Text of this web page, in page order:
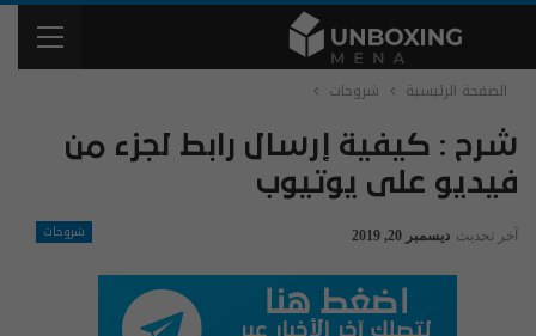
الصفحة الرئيسية شروحات
شرح : كيفية إرسال رابط لجزء من
فيديو على يوتيوب
شروحات آخر تحديث ديسمبر 20, 2019